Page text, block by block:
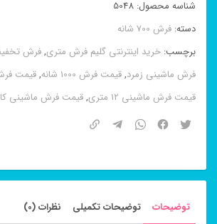
رنگ
افشان
لایت
فیلی
شناسه محصول: 5048
دسته: فرش 700 شانه
برچسب: خرید اینترنتی گلیم فرش متری,فرش
فرش ماشینی زمرد,قیمت فرش 1000 شانه ,قیمت
قیمت فرش ماشینی 12 متری
,قیمت فرش ماشینی
توضیحات توضیحات تکمیلی نظرات (0)